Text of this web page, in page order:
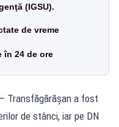
(IGSU).
de vreme
în 24 de ore
Transfăgărășan a fost
de stânci, iar pe DN